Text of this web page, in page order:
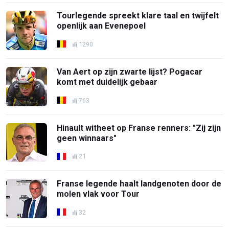
Tourlegende spreekt klare taal en twijfelt
openlijk aan Evenepoel
1290
Van Aert op zijn zwarte lijst? Pogacar
komt met duidelijk gebaar
763
Hinault witheet op Franse renners: "Zij zijn
geen winnaars"
21
Franse legende haalt landgenoten door de
molen vlak voor Tour
32